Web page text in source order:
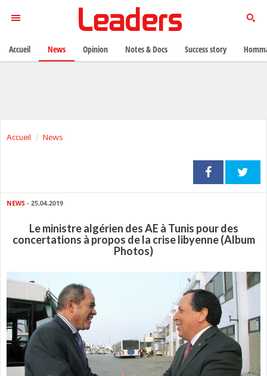
Accueil News
NEWS - 25.04.2019
Le ministre algérien des AE à Tunis pour des
concertations à propos de la crise libyenne (Album
Photos)
Accueil News Opinion Notes & Docs Success story